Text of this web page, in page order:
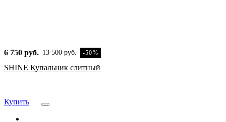
6 750 руб. 13 500 руб. -50%
SHINE Купальник слитный
Купить